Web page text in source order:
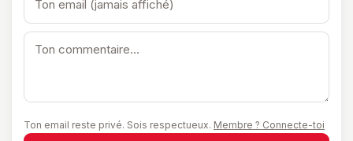
Ton email reste privé. Sois respectueux. Membre ? Connecte-toi